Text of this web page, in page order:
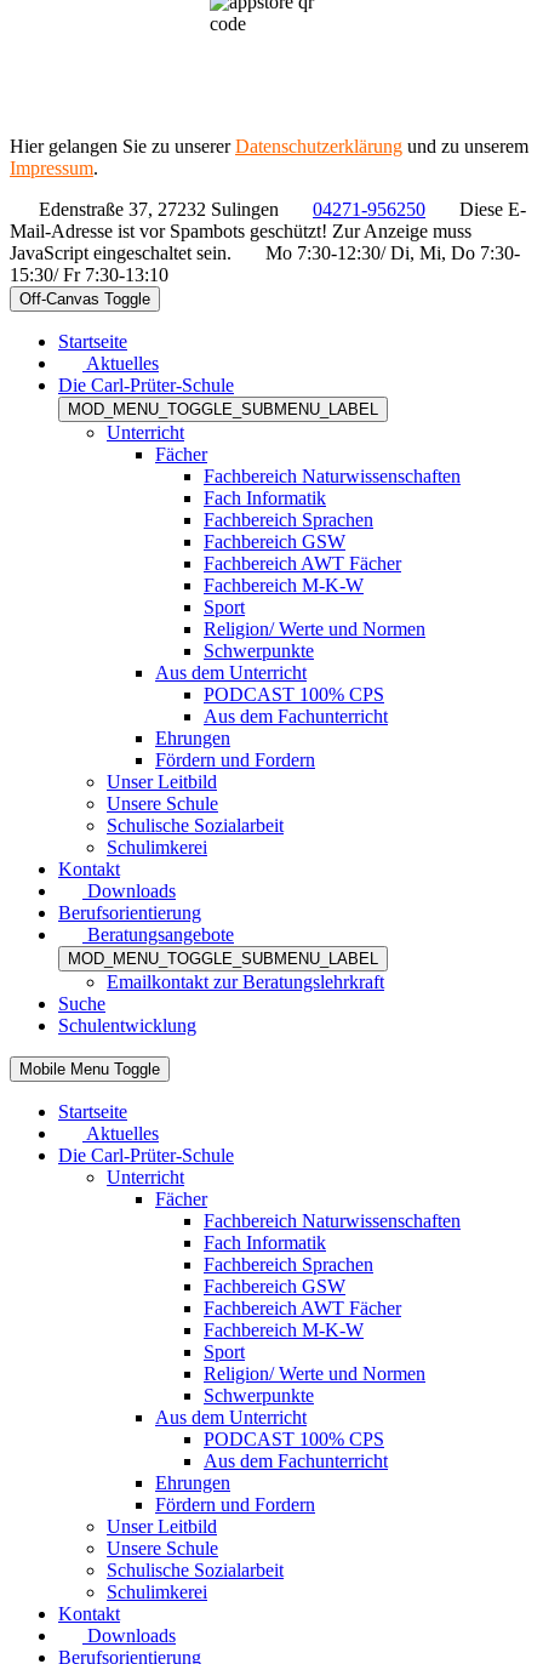
Hier gelangen Sie zu unsererDatenschutzerklärung und zu unserem
Impressum.
Edenstraße 37, 27232 Sulingen
04271-956250
Diese E-
Mail-Adresse ist vor Spambots geschützt! Zur Anzeige muss
JavaScript eingeschaltet sein.
Mo 7:30-12:30/ Di, Mi, Do 7:30-
15:30/ Fr 7:30-13:10
Off-Canvas Toggle
Startseite
Aktuelles
Die Carl-Prüter-Schule
MOD_MENU_TOGGLE_SUBMENU_LABEL
Unterricht
Fächer
Fachbereich Naturwissenschaften
Fach Informatik
Fachbereich Sprachen
Fachbereich GSW
Fachbereich AWT Fächer
Fachbereich M-K-W
Sport
Religion/ Werte und Normen
Schwerpunkte
Aus dem Unterricht
PODCAST 100% CPS
Aus dem Fachunterricht
Ehrungen
Fördern und Fordern
Unser Leitbild
Unsere Schule
Schulische Sozialarbeit
Schulimkerei
Kontakt
Downloads
Berufsorientierung
Beratungsangebote
MOD_MENU_TOGGLE_SUBMENU_LABEL
Emailkontakt zur Beratungslehrkraft
Suche
Schulentwicklung
Mobile Menu Toggle
Startseite
Aktuelles
Die Carl-Prüter-Schule
Unterricht
Fächer
Fachbereich Naturwissenschaften
Fach Informatik
Fachbereich Sprachen
Fachbereich GSW
Fachbereich AWT Fächer
Fachbereich M-K-W
Sport
Religion/ Werte und Normen
Schwerpunkte
Aus dem Unterricht
PODCAST 100% CPS
Aus dem Fachunterricht
Ehrungen
Fördern und Fordern
Unser Leitbild
Unsere Schule
Schulische Sozialarbeit
Schulimkerei
Kontakt
Downloads
Berufsorientierung